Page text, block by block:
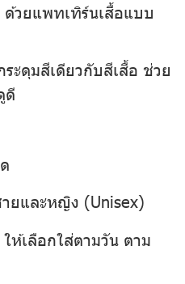
วยแพทเทิร์นเสื้อแบบ
ะดุมสีเดียวกับสีเสื้อ ช่วย
ดี
ยและหญิง (Unisex)
ห้เลือกใส่ตามวัน ตาม